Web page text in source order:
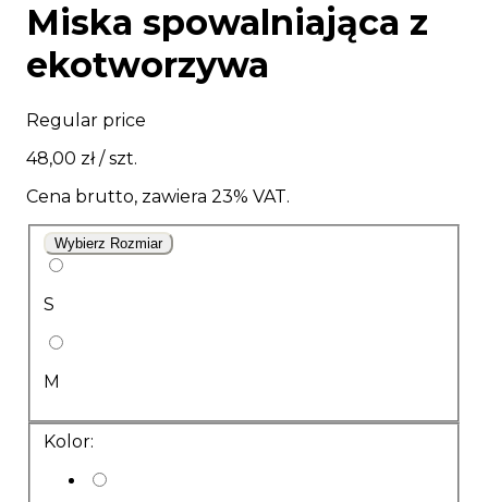
Miska spowalniająca z
ekotworzywa
Regular price
48,00 zł/ szt.
Cena brutto, zawiera 23% VAT.
Wybierz Rozmiar
S
M
Kolor: